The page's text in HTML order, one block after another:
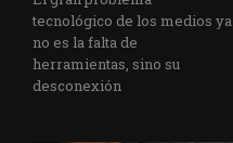
tecnológico de los medios ya
no es la falta de
herramientas, sino su
desconexión